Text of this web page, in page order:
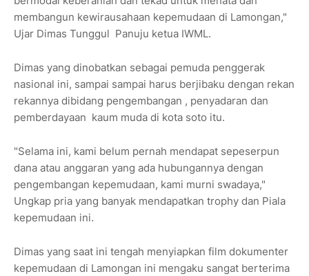
membangun kewirausahaan kepemudaan di Lamongan,"
Ujar Dimas Tunggul Panuju ketua IWML.
Dimas yang dinobatkan sebagai pemuda penggerak
nasional ini, sampai sampai harus berjibaku dengan rekan
rekannya dibidang pengembangan , penyadaran dan
pemberdayaan kaum muda di kota soto itu.
"Selama ini, kami belum pernah mendapat sepeserpun
dana atau anggaran yang ada hubungannya dengan
pengembangan kepemudaan, kami murni swadaya,"
Ungkap pria yang banyak mendapatkan trophy dan Piala
kepemudaan ini.
Dimas yang saat ini tengah menyiapkan film dokumenter
kepemudaan di Lamongan ini mengaku sangat berterima